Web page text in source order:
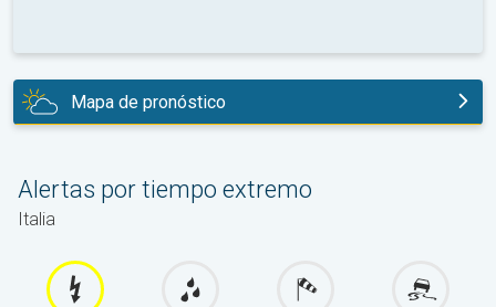
Mapa de pronóstico
Alertas por tiempo extremo
Italia